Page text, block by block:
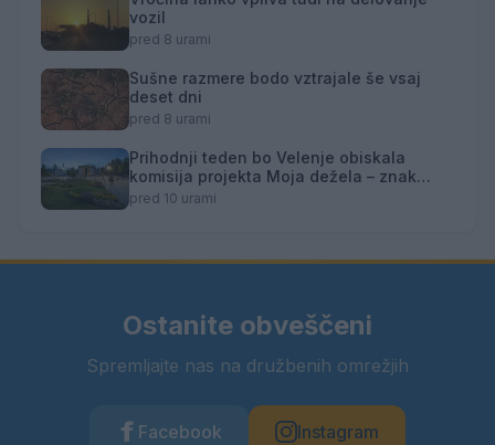
vozil
pred 8 urami
Sušne razmere bodo vztrajale še vsaj
deset dni
pred 8 urami
Prihodnji teden bo Velenje obiskala
komisija projekta Moja dežela – znak
gostoljubnosti
pred 10 urami
Ostanite obveščeni
Spremljajte nas na družbenih omrežjih
Facebook Instagram